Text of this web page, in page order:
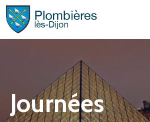
Faire
?Journées